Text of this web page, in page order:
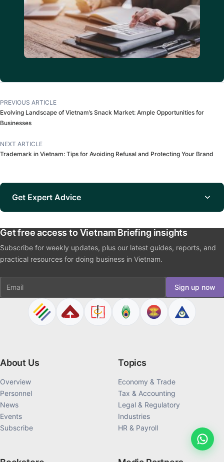
PREVIOUS ARTICLE
Evolving Landscape of Vietnam’s Snack Market: Ample Opportunities for
Businesses
NEXT ARTICLE
Trademark in Vietnam: Tips for Avoiding Refusal and Protecting Your Brand
Get Expert Advice
Get free access to Vietnam Briefing insights
Subscribe for weekly updates, plus our latest guides, reports, and
practical resources for doing business in Vietnam.
Email Sign up now
About Us
Overview
Personnel
News
Events
Subscribe
Topics
Economy & Trade
Tax & Accounting
Legal & Regulatory
Industries
HR & Payroll